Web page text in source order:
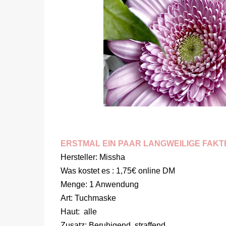
ERSTMAL EIN PAAR LANGWEILIGE
Hersteller: Missha
Was kostet es : 1,75€ online DM
Menge: 1 Anwendung
Art: Tuchmaske
Haut: alle